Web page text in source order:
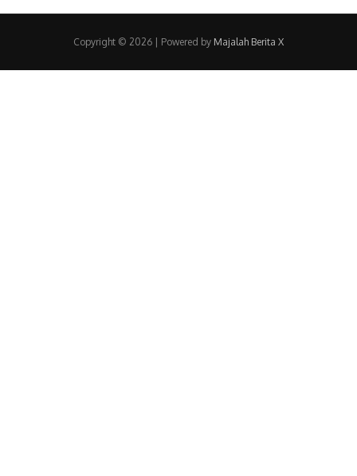
Copyright © 2026 | Powered by Majalah Berita X